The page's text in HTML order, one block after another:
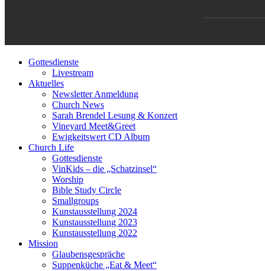
Gottesdienste
Livestream
Aktuelles
Newsletter Anmeldung
Church News
Sarah Brendel Lesung & Konzert
Vineyard Meet&Greet
Ewigkeitswert CD Album
Church Life
Gottesdienste
VinKids – die „Schatzinsel“
Worship
Bible Study Circle
Smallgroups
Kunstausstellung 2024
Kunstausstellung 2023
Kunstausstellung 2022
Mission
Glaubensgespräche
Suppenküche „Eat & Meet“